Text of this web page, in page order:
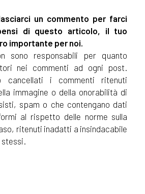
un commento per farci
di questo articolo, il tuo
importante per noi.
sono responsabili per quanto
nei commenti ad ogni post.
cancellati i commenti ritenuti
immagine o della onorabilità di
spam o che contengano dati
al rispetto delle norme sulla
ritenuti inadatti a insindacabile